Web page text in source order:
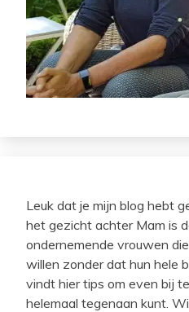
Leuk dat je mijn blog hebt
het gezicht achter Mam is
ondernemende vrouwen
willen zonder dat hun hele
vindt hier tips om even bij
helemaal tegenaan kunt.